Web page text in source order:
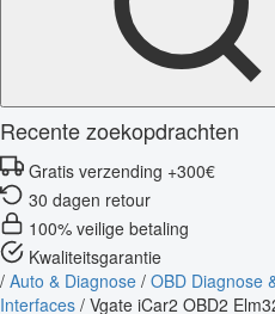
Recente zoekopdrachten
Gratis verzending +300€
30 dagen retour
100% veilige betaling
Kwaliteitsgarantie
/ Auto & Diagnose / OBD Diagnose
Interfaces / Vgate iCar2 OBD2